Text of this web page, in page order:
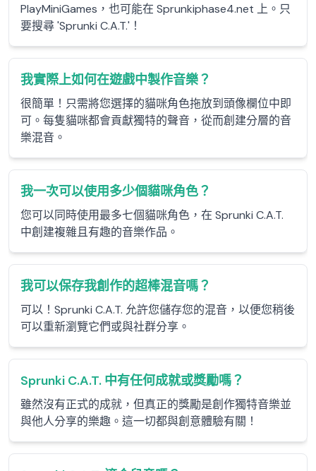
PlayMiniGames，也可能在 Sprunkiphase4.net 上。只
要搜尋 'Sprunki C.A.T.'！
我實際上如何在遊戲中製作音樂？
很簡單！只需將您選擇的貓咪角色拖放到頭像欄位中即
可。每隻貓咪都會貢獻獨特的聲音，從而創建分層的音
樂混音。
我一次可以使用多少個貓咪角色？
您可以同時使用最多七個貓咪角色，在 Sprunki C.A.T.
中創建複雜且有趣的音樂作品。
我可以保存我創作的超棒混音嗎？
可以！Sprunki C.A.T. 允許您儲存您的混音，以便您稍後
可以重新瀏覽它們或與社群分享。
Sprunki C.A.T. 中有任何成就或獎勵嗎？
雖然沒有正式的成就，但真正的獎勵是創作獨特音樂並
與他人分享的樂趣。這一切都與創意體驗有關！